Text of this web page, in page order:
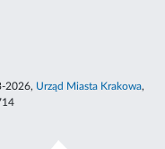
2026, Urząd Miasta Krakowa,